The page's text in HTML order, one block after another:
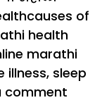
Tags
causes of
health
marathi
illness, sleep
comment